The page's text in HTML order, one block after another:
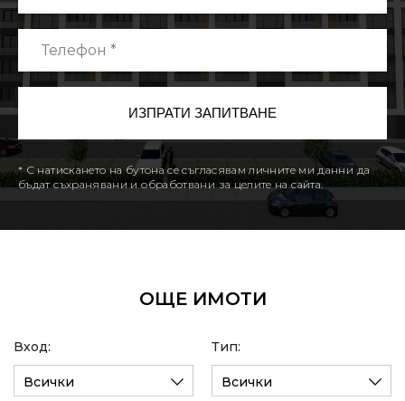
* С натискането на бутона се съгласявам личните ми данни да
бъдат съхранявани и обработвани за целите на сайта.
ОЩЕ ИМОТИ
Вход:
Всички
Тип:
Всички